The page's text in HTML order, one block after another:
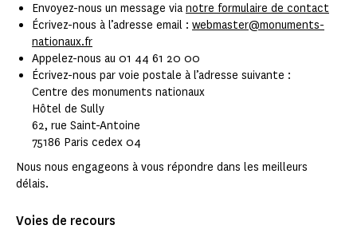
Envoyez-nous un message via notre formulaire de contact
Écrivez-nous à l’adresse email : webmaster@monuments-
nationaux.fr
Appelez-nous au 01 44 61 20 00
Écrivez-nous par voie postale à l’adresse suivante :
Centre des monuments nationaux
Hôtel de Sully
62, rue Saint-Antoine
75186 Paris cedex 04
Nous nous engageons à vous répondre dans les meilleurs
délais.
Voies de recours